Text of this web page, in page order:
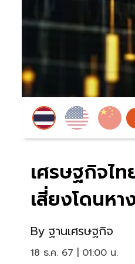
เศรษฐกิจไ
เสี่ยงโดนห
By ฐานเศรษฐกิจ
18 ธ.ค. 67 | 01:00 น.